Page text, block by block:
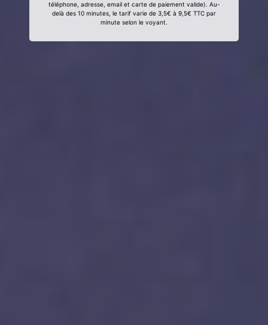
téléphone, adresse, email et carte de paiement valide). Au-
delà des 10 minutes, le tarif varie de 3,5€ à 9,5€ TTC par
minute selon le voyant.